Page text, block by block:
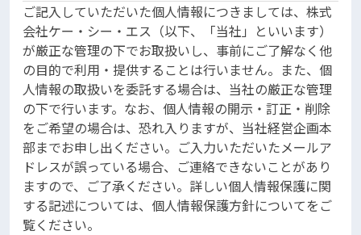
ご記入していただいた個人情報につきましては、株式
会社ケー・シー・エス（以下、「当社」といいます）
が厳正な管理の下でお取扱いし、事前にご了解なく他
の目的で利用・提供することは行いません。また、個
人情報の取扱いを委託する場合は、当社の厳正な管理
の下で行います。なお、個人情報の開示・訂正・削除
をご希望の場合は、恐れ入りますが、当社経営企画本
部までお申し出ください。ご入力いただいたメールア
ドレスが誤っている場合、ご連絡できないことがあり
ますので、ご了承ください。詳しい個人情報保護に関
する記述については、個人情報保護方針についてをご
覧ください。